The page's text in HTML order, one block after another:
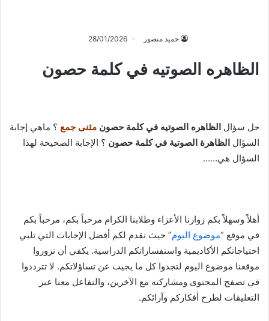
حميد منصور 28/01/2026
الظاهره الصوتيه في كلمة حصون
حل سؤال الظاهره الصوتيه في كلمة حصون مثنى جمع ؟ ماهي إجابة
السؤال الظاهرة الصوتية في كلمة حصون ؟ الإجابة الصحيحة لهذا
السؤال هي……
أهلاً وسهلاً بكم زوارنا الأعزاء وطلابنا الكرام مرحباً بكم، مرحباً بكم
في موقع “موضوع اليوم” حيث نقدم لكم أفضل الإجابات التي تلبي
احتياجاتكم الأكاديمية واستفساراتكم الدراسية. يكفي أن تزوروا
موقعنا موضوع اليوم لتجدوا كل ما يجيب عن تساؤلاتكم. لا تترددوا
في تصفح المحتوى ومشاركته مع الآخرين، والتفاعل معنا عبر
التعليقات لطرح أفكاركم وآرائكم.